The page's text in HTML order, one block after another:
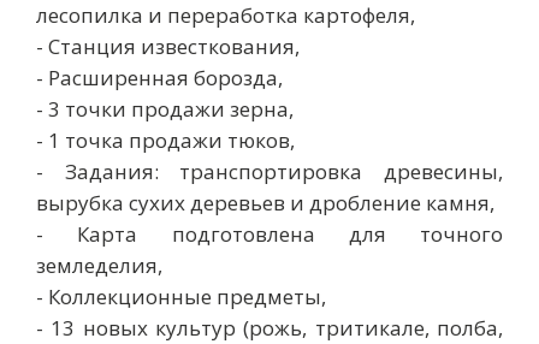
лесопилка и переработка картофеля,
- Станция известкования,
- Расширенная борозда,
- 3 точки продажи зерна,
- 1 точка продажи тюков,
- Задания: транспортировка древесины,
вырубка сухих деревьев и дробление камня,
- Карта подготовлена ​​для точного
земледелия,
- Коллекционные предметы,
- 13 новых культур (рожь, тритикале, полба,